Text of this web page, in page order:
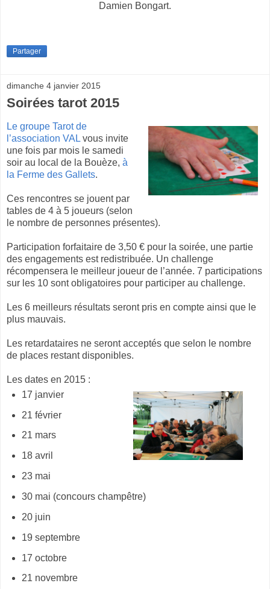
Damien Bongart.
Partager
dimanche 4 janvier 2015
Soirées tarot 2015
Le groupe Tarot de
l’association VAL vous invite
une fois par mois le samedi
soir au local de la Bouèze, à
la Ferme des Gallets.
Ces rencontres se jouent par
tables de 4 à 5 joueurs (selon
le nombre de personnes présentes).
Participation forfaitaire de 3,50 € pour la soirée, une partie
des engagements est redistribuée. Un challenge
récompensera le meilleur joueur de l’année. 7 participations
sur les 10 sont obligatoires pour participer au challenge.
Les 6 meilleurs résultats seront pris en compte ainsi que le
plus mauvais.
Les retardataires ne seront acceptés que selon le nombre
de places restant disponibles.
Les dates en 2015 :
17 janvier
21 février
21 mars
18 avril
23 mai
30 mai (concours champêtre)
20 juin
19 septembre
17 octobre
21 novembre